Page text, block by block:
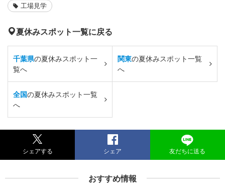
工場見学
夏休みスポット一覧に戻る
千葉県の夏休みスポット一
覧へ
関東の夏休みスポット一覧
へ
全国の夏休みスポット一覧
へ
シェアする シェア 友だちに送る
おすすめ情報